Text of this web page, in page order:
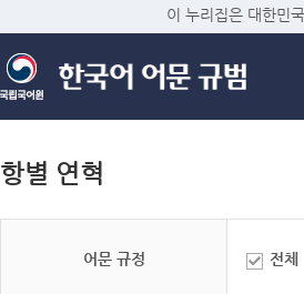
이 누리집은 대한민
항별 연혁
어문 규정 전체